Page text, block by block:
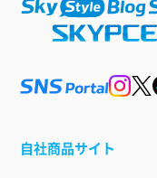
自社商品サイト